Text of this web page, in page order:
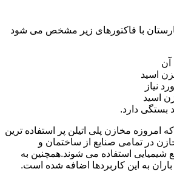
با فاکتورهای زیر مشخص می شود
آن
اسید
نیاز
اسید
بستگی دارد.
مخازن پلی اتیلن پر استفاده ترین
در تمامی صنایع از ساختمان و
شیمیایی استفاده می شوند.همچنین به
به این کاربردها اضافه شده است.